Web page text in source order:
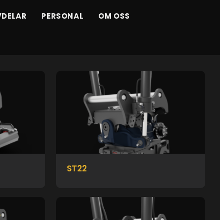
PERSONAL OM OSS
ST22